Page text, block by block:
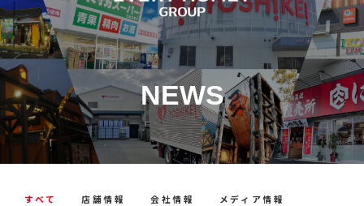
NEWS
すべて 店舗情報 会社情報 メディア情報